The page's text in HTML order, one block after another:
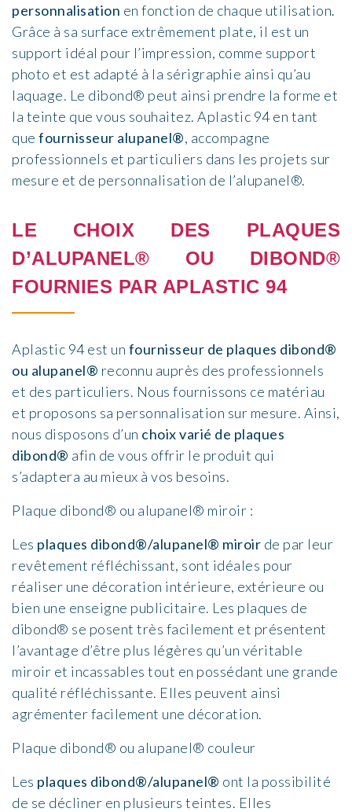
personnalisation en fonction de chaque utilisation.
Grâce à sa surface extrêmement plate, il est un
support idéal pour l’impression, comme support
photo et est adapté à la sérigraphie ainsi qu’au
laquage. Le dibond® peut ainsi prendre la forme et
la teinte que vous souhaitez. Aplastic 94 en tant
que fournisseur alupanel®, accompagne
professionnels et particuliers dans les projets sur
mesure et de personnalisation de l’alupanel®.
LE CHOIX DES PLAQUES
D’ALUPANEL® OU DIBOND®
FOURNIES PAR APLASTIC 94
Aplastic 94 est un fournisseur de plaques dibond®
ou alupanel® reconnu auprès des professionnels
et des particuliers. Nous fournissons ce matériau
et proposons sa personnalisation sur mesure. Ainsi,
nous disposons d’un choix varié de plaques
dibond® afin de vous offrir le produit qui
s’adaptera au mieux à vos besoins.
Plaque dibond® ou alupanel® miroir :
Les plaques dibond®/alupanel® miroir de par leur
revêtement réfléchissant, sont idéales pour
réaliser une décoration intérieure, extérieure ou
bien une enseigne publicitaire. Les plaques de
dibond® se posent très facilement et présentent
l’avantage d’être plus légères qu’un véritable
miroir et incassables tout en possédant une grande
qualité réfléchissante. Elles peuvent ainsi
agrémenter facilement une décoration.
Plaque dibond® ou alupanel® couleur
Les plaques dibond®/alupanel® ont la possibilité
de se décliner en plusieurs teintes. Elles